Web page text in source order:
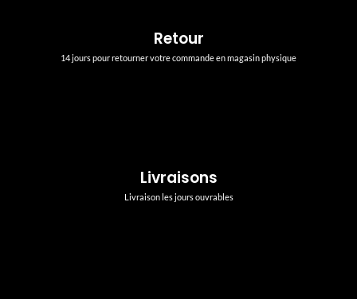
Retour
14 jours pour retourner votre commande en magasin physique
Livraisons
Livraison les jours ouvrables